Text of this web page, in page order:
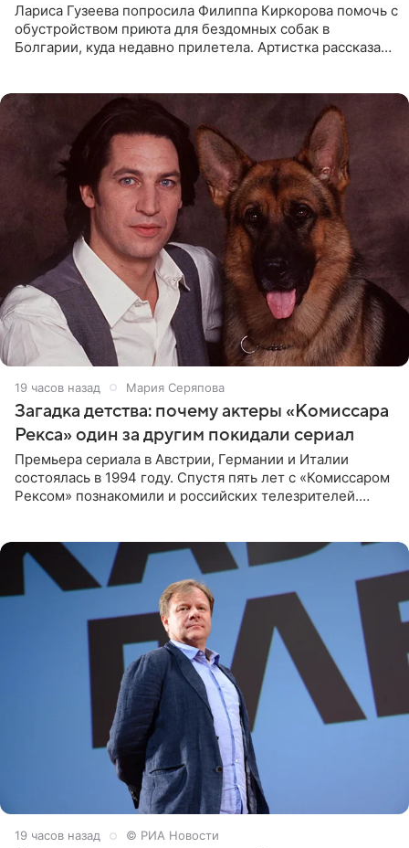
Лариса Гузеева попросила Филиппа Киркорова помочь с
обустройством приюта для бездомных собак в
Болгарии, куда недавно прилетела. Артистка рассказала
19 часов назад Мария Серяпова
Загадка детства: почему актеры «Комиссара
Рекса» один за другим покидали сериал
Премьера сериала в Австрии, Германии и Италии
состоялась в 1994 году. Спустя пять лет с «Комиссаром
Рексом» познакомили и российских телезрителей.
19 часов назад © РИА Новости